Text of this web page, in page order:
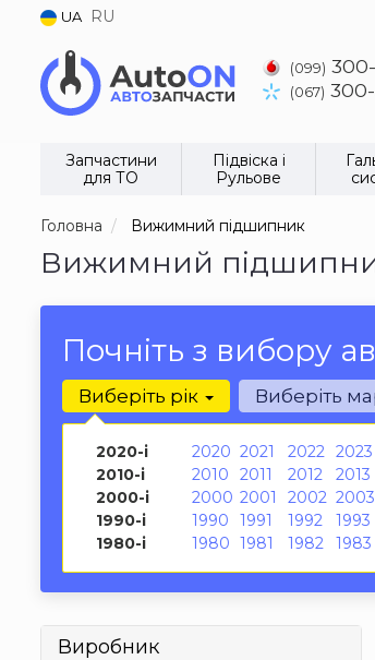
UA RU
(099)
(067)
Запчастини
для ТО
Підвіска і
Рульове
Головна Вижимний підшипник
Вижимний
Почніть з вибору
Виберіть рік
2020-і 2020 2021 2022 2023
2010-і
2010 2011 2012 2013
2000-і
2000 2001 2002 2003
1990-і
1990 1991 1992 1993
1980-і
1980 1981 1982 1983
Виберіть
Виробник